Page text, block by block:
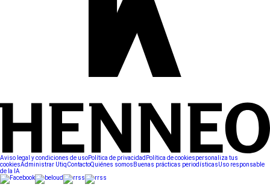
Aviso legal y condiciones de usoPolítica de privacidad Política de cookiespersonaliza tus
cookiesAdministrar UtiqContactoQuiénes somos Buenas prácticas periodísticasUso responsable
de la IA